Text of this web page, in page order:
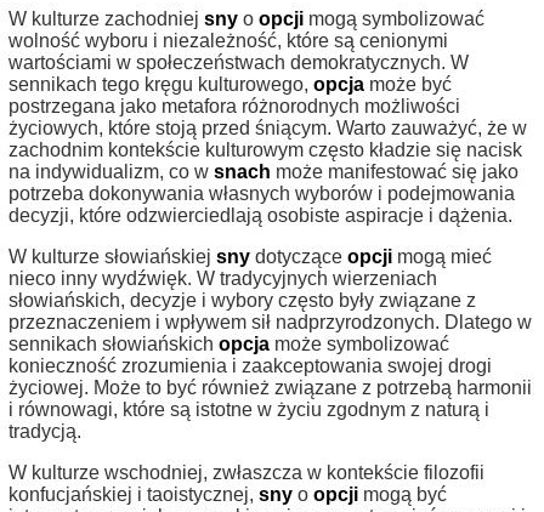
W kulturze zachodniej sny o opcji mogą symbolizować
wolność wyboru i niezależność, które są cenionymi
wartościami w społeczeństwach demokratycznych. W
sennikach tego kręgu kulturowego, opcja może być
postrzegana jako metafora różnorodnych możliwości
życiowych, które stoją przed śniącym. Warto zauważyć, że w
zachodnim kontekście kulturowym często kładzie się nacisk
na indywidualizm, co w snach może manifestować się jako
potrzeba dokonywania własnych wyborów i podejmowania
decyzji, które odzwierciedlają osobiste aspiracje i dążenia.
W kulturze słowiańskiej sny dotyczące opcji mogą mieć
nieco inny wydźwięk. W tradycyjnych wierzeniach
słowiańskich, decyzje i wybory często były związane z
przeznaczeniem i wpływem sił nadprzyrodzonych. Dlatego w
sennikach słowiańskich opcja może symbolizować
konieczność zrozumienia i zaakceptowania swojej drogi
życiowej. Może to być również związane z potrzebą harmonii
i równowagi, które są istotne w życiu zgodnym z naturą i
tradycją.
W kulturze wschodniej, zwłaszcza w kontekście filozofii
konfucjańskiej i taoistycznej, sny o opcji mogą być